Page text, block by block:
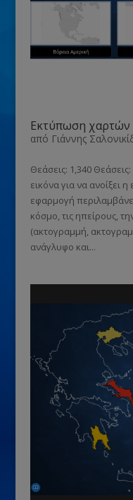
Εκτύπωση χαρτών
από Γιάννης
Θεάσεις: 1,340
εικόνα για να
εφαρμογή
κόσμο, τις ηπείρους,
(ακτογραμμή,
ανάγλυφο και...